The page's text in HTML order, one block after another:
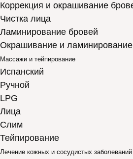
Коррекция и окрашивание
Чистка лица
Ламинирование бровей
Окрашивание и
Массажи и тейпирование
Испанский
Ручной
LPG
Лица
Слим
Тейпирование
Лечение кожных и сосудистых заболеваний